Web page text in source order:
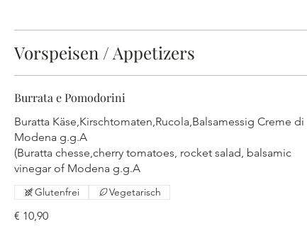
Vorspeisen / Appetizers
Burrata e Pomodorini
Buratta Käse,Kirschtomaten,Rucola,Balsamessig Creme di
Modena g.g.A
(Buratta chesse,cherry tomatoes, rocket salad, balsamic
vinegar of Modena g.g.A
€ 10,90
Glutenfrei Vegetarisch